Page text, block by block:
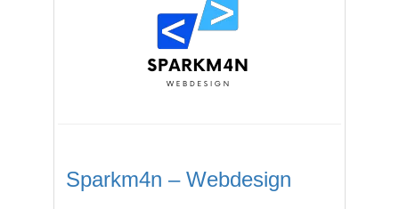
Sparkm4n – Webdesign